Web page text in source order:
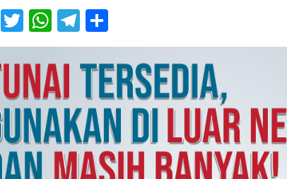
Facebook
Twitter
WhatsApp
Telegram